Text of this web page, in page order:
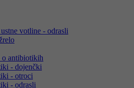
votline - odrasli
o antibiotikih
- dojenčki
- otroci
- odrasli